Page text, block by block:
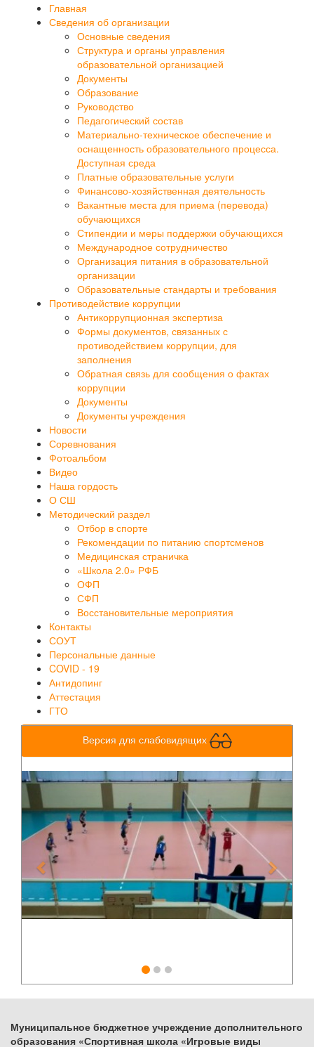
Главная
Сведения об организации
Основные сведения
Структура и органы управления
образовательной организацией
Документы
Образование
Руководство
Педагогический состав
Материально-техническое обеспечение и
оснащенность образовательного процесса.
Доступная среда
Платные образовательные услуги
Финансово-хозяйственная деятельность
Вакантные места для приема (перевода)
обучающихся
Стипендии и меры поддержки обучающихся
Международное сотрудничество
Организация питания в образовательной
организации
Образовательные стандарты и требования
Противодействие коррупции
Антикоррупционная экспертиза
Формы документов, связанных с
противодействием коррупции, для
заполнения
Обратная связь для сообщения о фактах
коррупции
Документы
Документы учреждения
Новости
Соревнования
Фотоальбом
Видео
Наша гордость
О СШ
Методический раздел
Отбор в спорте
Рекомендации по питанию спортсменов
Медицинская страничка
«Школа 2.0» РФБ
ОФП
СФП
Восстановительные мероприятия
Контакты
СОУТ
Персональные данные
COVID - 19
Антидопинг
Аттестация
ГТО
Версия для слабовидящих
Previous Next
Муниципальное бюджетное учреждение дополнительного
образования «Спортивная школа «Игровые виды